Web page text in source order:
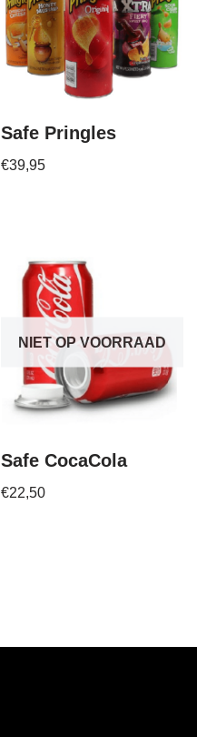
Safe Pringles
€39,95
NIET OP VOORRAAD
Safe CocaCola
€22,50